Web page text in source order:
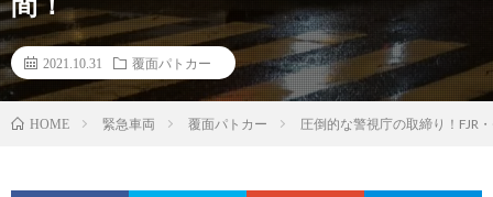
2021.10.31 覆面パトカー
HOME 緊急車両 覆面パトカー 圧倒的な警視庁の取締り！FJR